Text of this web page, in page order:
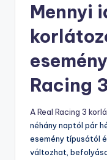
Mennyi
Racing
A Real Racing 3
néhány naptól pár
esemény típusától
változhat,